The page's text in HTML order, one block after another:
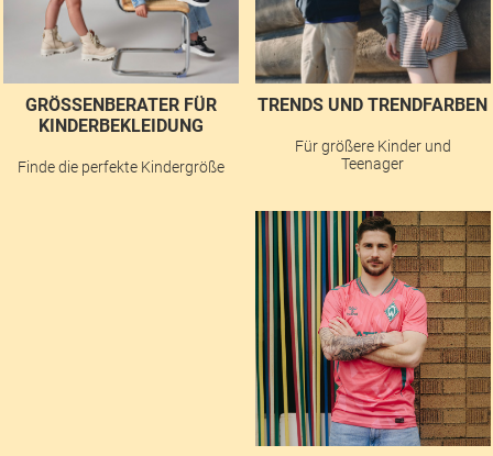
GRÖSSENBERATER FÜR K
INDERBEKLEIDUNG
Finde die perfekte Kindergröße
TRENDS UND TRENDFARBEN
Für größere Kinder und
Teenager